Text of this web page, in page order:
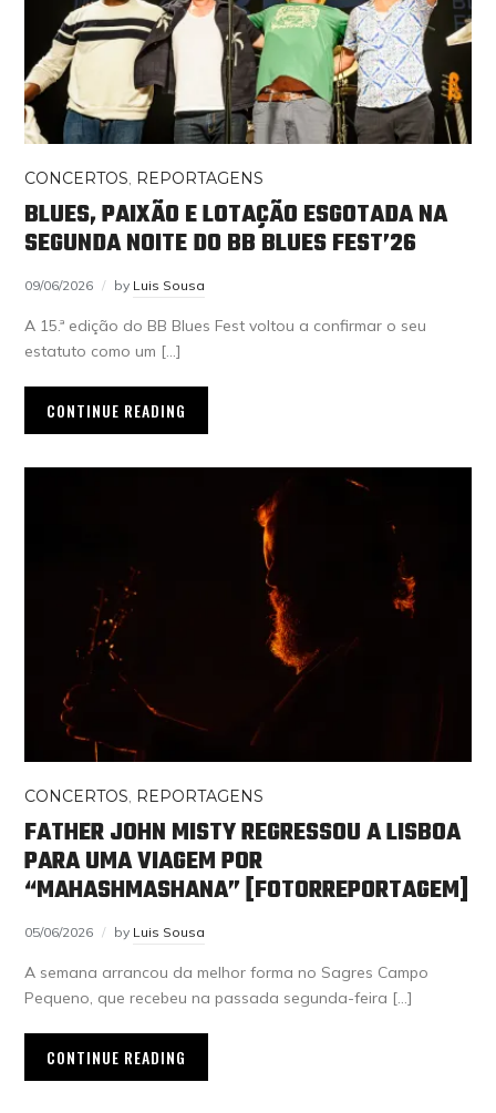
CONCERTOS, REPORTAGENS
BLUES, PAIXÃO E LOTAÇÃO ESGOTADA NA
SEGUNDA NOITE DO BB BLUES FEST’26
09/06/2026 by Luis Sousa
A 15.ª edição do BB Blues Fest voltou a confirmar o seu
estatuto como um […]
CONTINUE READING
CONCERTOS REPORTAGENS
FATHER JOHN MISTY REGRESSOU A LISBOA
PARA UMA VIAGEM POR
“MAHASHMASHANA” [FOTORREPORTAGEM]
05/06/2026 by Luis Sousa
A semana arrancou da melhor forma no Sagres Campo
Pequeno, que recebeu na passada segunda-feira […]
CONTINUE READING